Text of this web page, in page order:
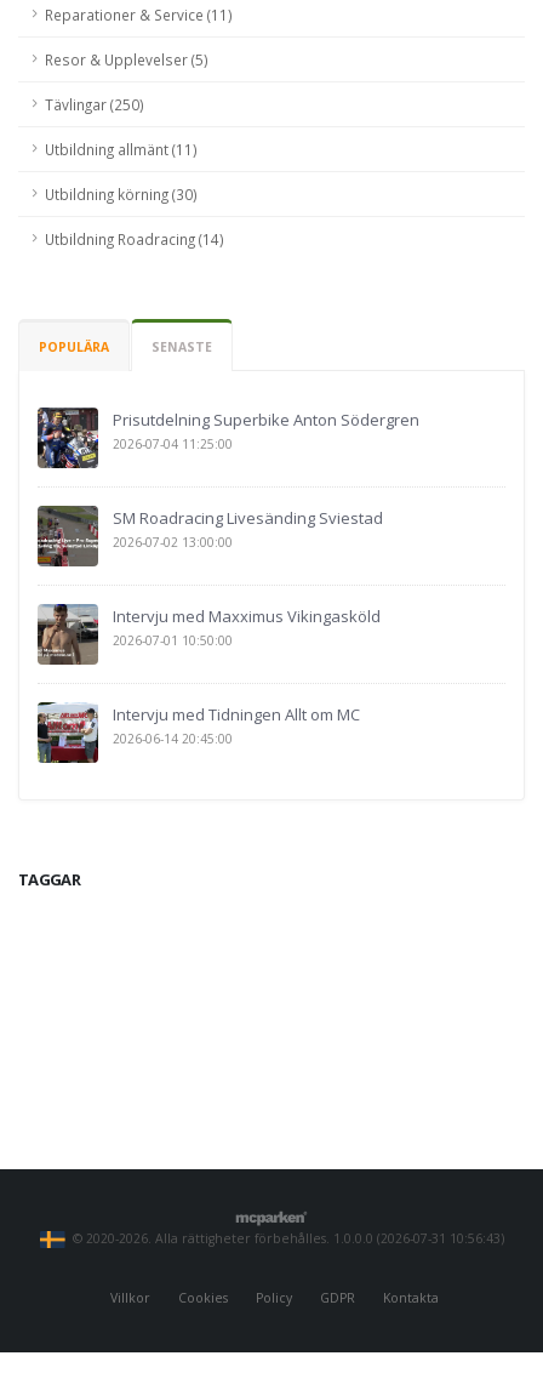
Reparationer & Service (11)
Resor & Upplevelser (5)
Tävlingar (250)
Utbildning allmänt (11)
Utbildning körning (30)
Utbildning Roadracing (14)
POPULÄRA SENASTE
Prisutdelning Superbike Anton Södergren
2026-07-04 11:25:00
SM Roadracing Livesänding Sviestad
2026-07-02 13:00:00
Intervju med Maxximus Vikingasköld
2026-07-01 10:50:00
Intervju med Tidningen Allt om MC
2026-06-14 20:45:00
TAGGAR
© 2020-2026. Alla rättigheter förbehålles. 1.0.0.0 (2026-07-31 10:56:43)
Villkor Cookies Policy GDPR Kontakta